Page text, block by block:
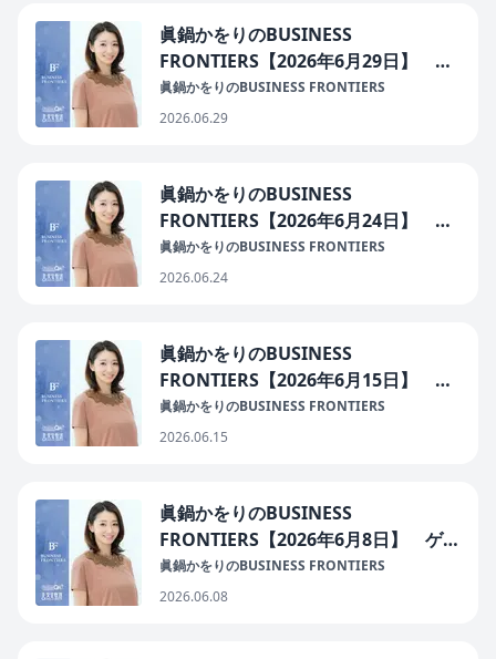
眞鍋かをりのBUSINESS
FRONTIERS【2026年6月29日】 ゲ
スト：越後天然ガス株式会社 代表取
締役社長 小出薫さん
眞鍋かをりのBUSINESS FRONTIERS
2026.06.29
眞鍋かをりのBUSINESS
FRONTIERS【2026年6月24日】 ゲ
スト：PDCMアセットマネジメント株
式会社 代表取締役 栗山貴志さん
眞鍋かをりのBUSINESS FRONTIERS
2026.06.24
眞鍋かをりのBUSINESS
FRONTIERS【2026年6月15日】 ゲ
スト：株式会社Onestyle 代表 辻き
みかさん
眞鍋かをりのBUSINESS FRONTIERS
2026.06.15
眞鍋かをりのBUSINESS
FRONTIERS【2026年6月8日】 ゲス
ト：杉浦こどもクリニック 理事長・
院長 杉浦時雄さん
眞鍋かをりのBUSINESS FRONTIERS
2026.06.08